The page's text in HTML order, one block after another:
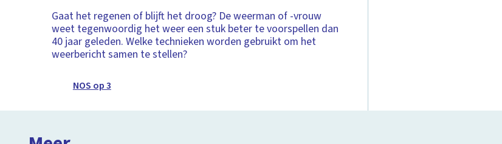
Gaat het regenen of blijft het droog? De weerman of -vrouw
weet tegenwoordig het weer een stuk beter te voorspellen dan
40 jaar geleden. Welke technieken worden gebruikt om het
weerbericht samen te stellen?
NOS op 3